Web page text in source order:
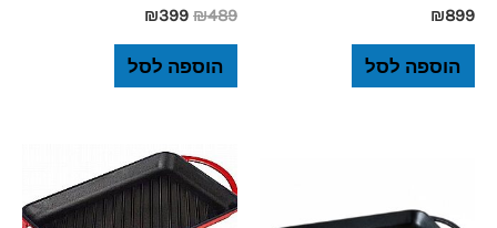
₪899
הוספה לסל
₪489
₪399
הוספה לסל